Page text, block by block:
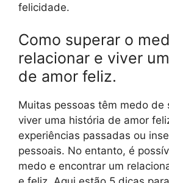
felicidade.
Como superar o
relacionar e viver
de amor feliz.
Muitas pessoas têm medo de
viver uma história de amor
experiências passadas ou
pessoais. No entanto, é
medo e encontrar um